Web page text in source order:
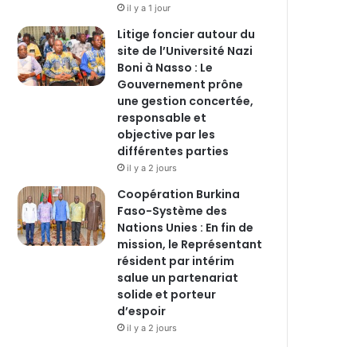
il y a 1 jour
Litige foncier autour du
site de l’Université Nazi
Boni à Nasso : Le
Gouvernement prône
une gestion concertée,
responsable et
objective par les
différentes parties
il y a 2 jours
‎Coopération Burkina
Faso-Système des
Nations Unies : En fin de
mission, le Représentant
résident par intérim
salue un partenariat
solide et porteur
d’espoir
il y a 2 jours